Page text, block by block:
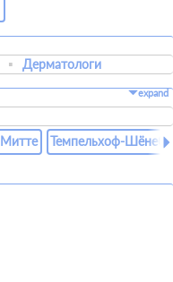
Дерматологи
expand
Митте Темпельхоф-